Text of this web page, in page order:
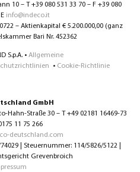
10 – T +39 080 531 33 70 – F +39 080
info@indeco.it
– Aktienkapital € 5.200.000,00 (ganz
Bari Nr. 452362
S.p.A. • Allgemeine
• Cookie-Richtlinie
GmbH
Hahn-Straße 30 – T +49 02181 16469-73
11 75 266
deutschland.com
| Steuernummer: 114/5826/5122 |
Grevenbroich